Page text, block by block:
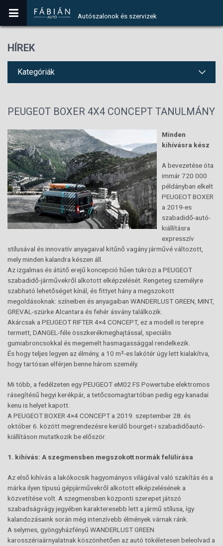
Autószalonok és szervizek
HÍREK
Kategóriák
PEUGEOT BOXER 4X4 CONCEPT TANULMÁNY
Minden
kihívásra kész
A bevezetése óta
immár 720 000
példányban elkelt
PEUGEOT BOXER
a 2019-es
szabadidő-autó-
kiállításra
expresszív
stílusával és innovatív anyagaival kitűnő vagány járművé változott,
mely minden kalandra készen áll.
Az izgalmas és átütő erejű koncepció hűen tükrözi a PEUGEOT
szabadidő-járművekről alkotott elképzelését. Rengeteg személyre
szabható lehetőséget kínál, és fittyet hány a megszokott
megoldásoknak: színeiben és anyagaiban WANDERLUST GREEN, MINT,
GREVAL-szürke Alcantara és fehér ásvány találkozik.
Akárcsak a PEUGEOT RIFTER 4×4 CONCEPT, ez a modell is terepre
termett, DANGEL-féle összkerékmeghajtással, speciális
gumiabroncsokkal és megemelt hasmagassággal rendelkezik.
És hogy teljes legyen az élmény, a 10 m²-es lakótér úgy lett kialakítva,
hogy tartósan elférjen benne három személy.
Mi több, a fedélzeten egy PEUGEOT eM02 FS Powertube elektromos
rásegítésű hegyi kerékpár, a tetőcsomagtartóban pedig egy kanadai
kenu is helyet kapott.
A PEUGEOT BOXER 4×4 CONCEPT a 2019. szeptember 28. és
október 6. között megrendezésre kerülő bourget-i szabadidőautó-
kiállításon mutatkozik be először.
1. kihívás: A szegmensben megszokott normák felülírása
Az első kihívás a lakókocsik hagyományos világával való szakítás és a
márka ilyen típusú gépjárművekről alkotott elképzelésének a
közvetítése volt. A szegmensben központi szerepet játszó
szabadságvágy jegyében karakteresebb lett a jármű stílusa, így
kalandozásaink során még intenzívebb élmények várnak ránk.
A selymes, gyöngyházfényű WANDERLUST GREEN
karosszériaárnyalatnak köszönhetően az autó tökéletesen beleolvad a